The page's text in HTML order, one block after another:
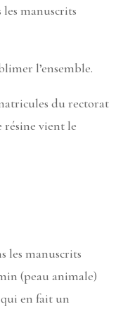
les manuscrits
l’ensemble.
du rectorat
résine vient le
les manuscrits
(peau animale)
qui en fait un